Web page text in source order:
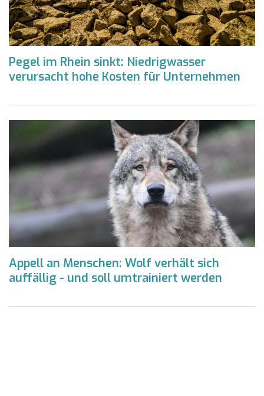
Pegel im Rhein sinkt: Niedrigwasser
verursacht hohe Kosten für Unternehmen
Appell an Menschen: Wolf verhält sich
auffällig - und soll umtrainiert werden